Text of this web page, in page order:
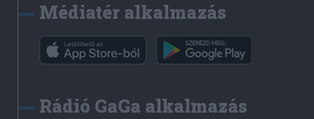
Médiatér alkalmazás
Rádió GaGa alkalmazás